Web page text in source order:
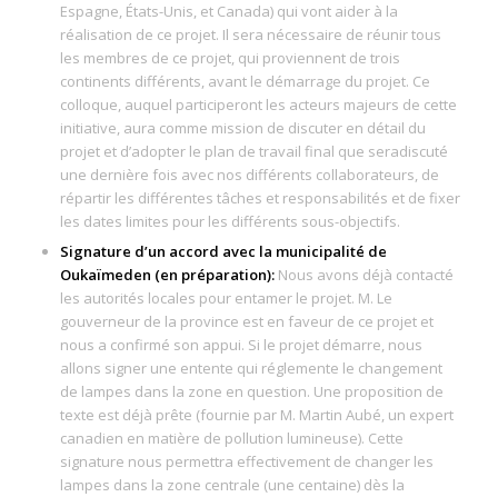
Espagne, États-Unis, et Canada) qui vont aider à la
réalisation de ce projet. Il sera nécessaire de réunir tous
les membres de ce projet, qui proviennent de trois
continents différents, avant le démarrage du projet. Ce
colloque, auquel participeront les acteurs majeurs de cette
initiative, aura comme mission de discuter en détail du
projet et d’adopter le plan de travail final que seradiscuté
une dernière fois avec nos différents collaborateurs, de
répartir les différentes tâches et responsabilités et de fixer
les dates limites pour les différents sous-objectifs.
Signature d’un accord avec la municipalité de
Oukaïmeden (en préparation):Nous avons déjà contacté
les autorités locales pour entamer le projet. M. Le
gouverneur de la province est en faveur de ce projet et
nous a confirmé son appui. Si le projet démarre, nous
allons signer une entente qui réglemente le changement
de lampes dans la zone en question. Une proposition de
texte est déjà prête (fournie par M. Martin Aubé, un expert
canadien en matière de pollution lumineuse). Cette
signature nous permettra effectivement de changer les
lampes dans la zone centrale (une centaine) dès la